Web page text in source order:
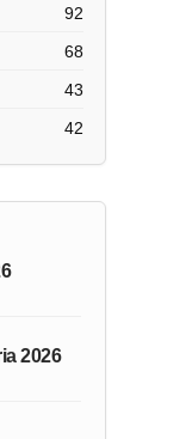
92
68
43
42
2026